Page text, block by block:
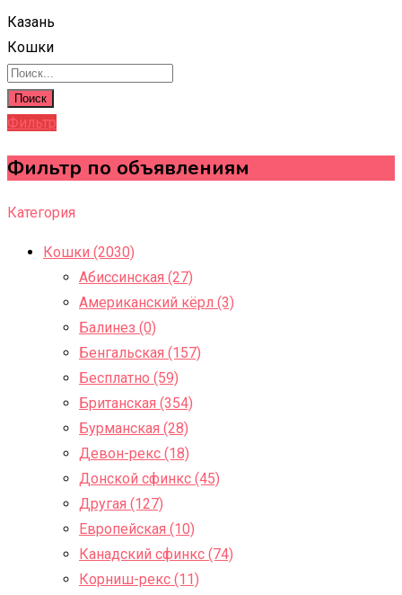
Казань
Кошки
Поиск
Фильтр
Фильтр по объявлениям
Категория
Кошки (2030)
Абиссинская (27)
Американский кёрл (3)
Балинез (0)
Бенгальская (157)
Бесплатно (59)
Британская (354)
Бурманская (28)
Девон-рекс (18)
Донской сфинкс (45)
Другая (127)
Европейская (10)
Канадский сфинкс (74)
Корниш-рекс (11)